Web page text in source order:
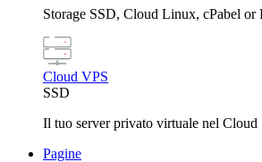
Storage SSD, Cloud Linux, cPabel or
Cloud VPS
SSD
Il tuo server privato virtuale nel Cloud
Pagine